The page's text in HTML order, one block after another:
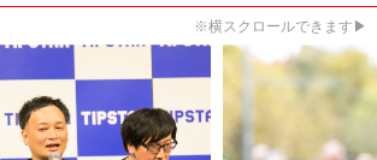
※横スクロールできます▶